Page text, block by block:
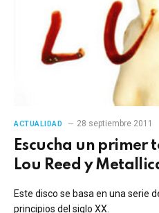
ACTUALIDAD 28 septiembre 2011
Escucha un primer
Lou Reed y
Este disco se basa en una serie
principios del siglo XX.